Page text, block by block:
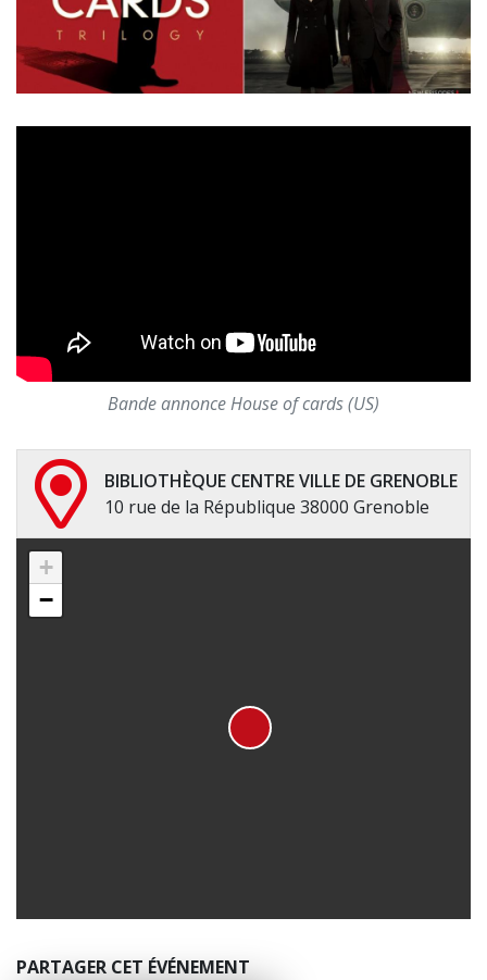
Bande annonce House of cards (US)
BIBLIOTHÈQUE CENTRE VILLE DE GRENOBLE
10 rue de la République 38000 Grenoble
+
−
PARTAGER CET ÉVÉNEMENT